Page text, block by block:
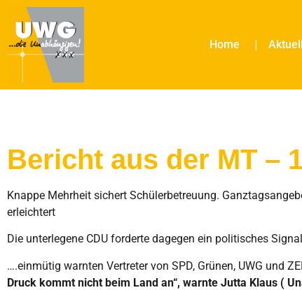
Home
Bericht aus der MT –
Knappe Mehrheit sichert Schülerbetreuung.
erleichtert
Die unterlegene CDU forderte dagegen ein politisches
….einmütig warnten Vertreter von SPD, Grünen, UWG und
Druck kommt nicht beim Land an“, warnte Jutta Klaus (